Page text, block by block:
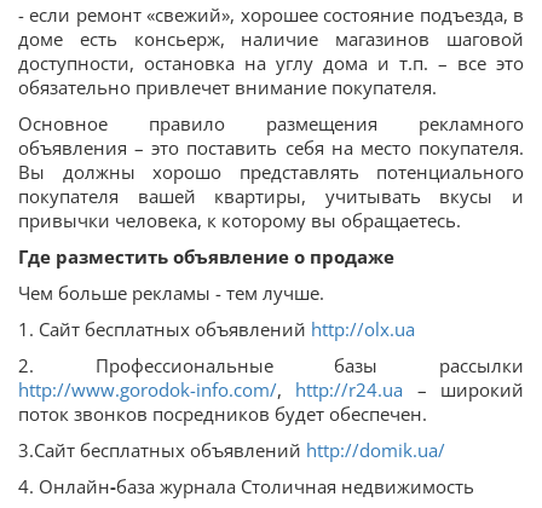
- если ремонт «свежий», хорошее состояние подъезда, в
доме есть консьерж, наличие магазинов шаговой
доступности, остановка на углу дома и т.п. – все это
обязательно привлечет внимание покупателя.
Основное правило размещения рекламного
объявления – это поставить себя на место покупателя.
Вы должны хорошо представлять потенциального
покупателя вашей квартиры, учитывать вкусы и
привычки человека, к которому вы обращаетесь.
Где разместить объявление о продаже
Чем больше рекламы - тем лучше.
1. Сайт бесплатных объявлений http://olx.ua
2. Профессиональные базы рассылки
http://www.gorodok-info.com/, http://r24.ua – широкий
поток звонков посредников будет обеспечен.
3.Сайт бесплатных объявлений http://domik.ua/
4. Онлайн-база журнала Столичная недвижимость